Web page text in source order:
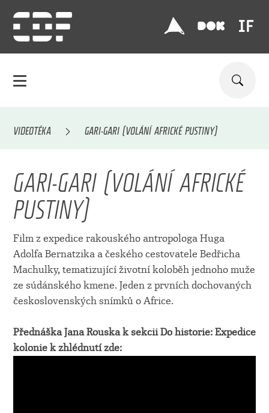
VIDEOTÉKA GARI-GARI (VOLÁNÍ AFRICKÉ PUSTINY)
GARI-GARI (VOLÁNÍ AFRICKÉ
PUSTINY)
Film z expedice rakouského antropologa Huga
Adolfa Bernatzika a českého cestovatele Bedřicha
Machulky, tematizující životní koloběh jednoho muže
ze súdánského kmene. Jeden z prvních dochovaných
československých snímků o Africe.
Přednáška Jana Rouska k sekcii Do historie: Expedice
kolonie k zhlédnutí zde: